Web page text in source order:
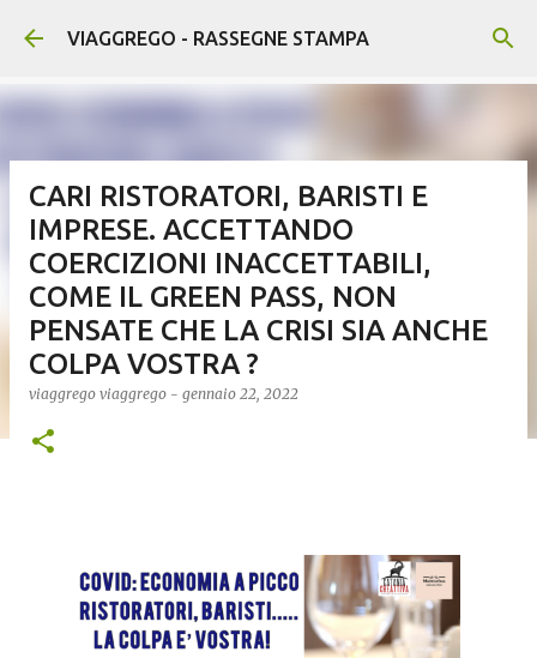
Passa ai contenuti principali
VIAGGREGO - RASSEGNE STAMPA
CARI RISTORATORI, BARISTI E
IMPRESE. ACCETTANDO
COERCIZIONI INACCETTABILI,
COME IL GREEN PASS, NON
PENSATE CHE LA CRISI SIA ANCHE
COLPA VOSTRA ?
viaggrego viaggrego - gennaio 22, 2022